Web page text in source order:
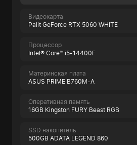
Видеокарта
Palit GeForce RTX 5060 WHITE
Процессор
Intel® Core™ i5-14400F
Материнская плата
ASUS PRIME B760M-A
Оперативная память
16GB Kingston FURY Beast RGB
SSD накопитель
500GB ADATA LEGEND 860